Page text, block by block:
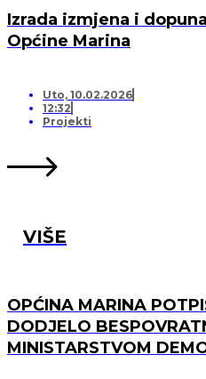
Izrada izmjena i
Općine Marina
Uto, 10.02.2026
12:32
Projekti
VIŠE
OPĆINA MARINA
DODJELO
MINISTARSTVOM